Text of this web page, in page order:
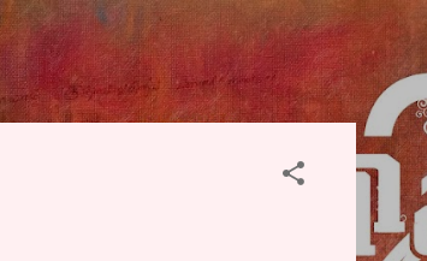
content